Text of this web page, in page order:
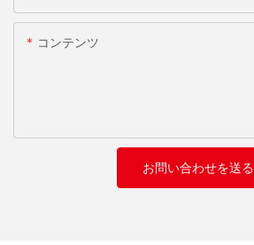
コンテンツ
お問い合わせを送る